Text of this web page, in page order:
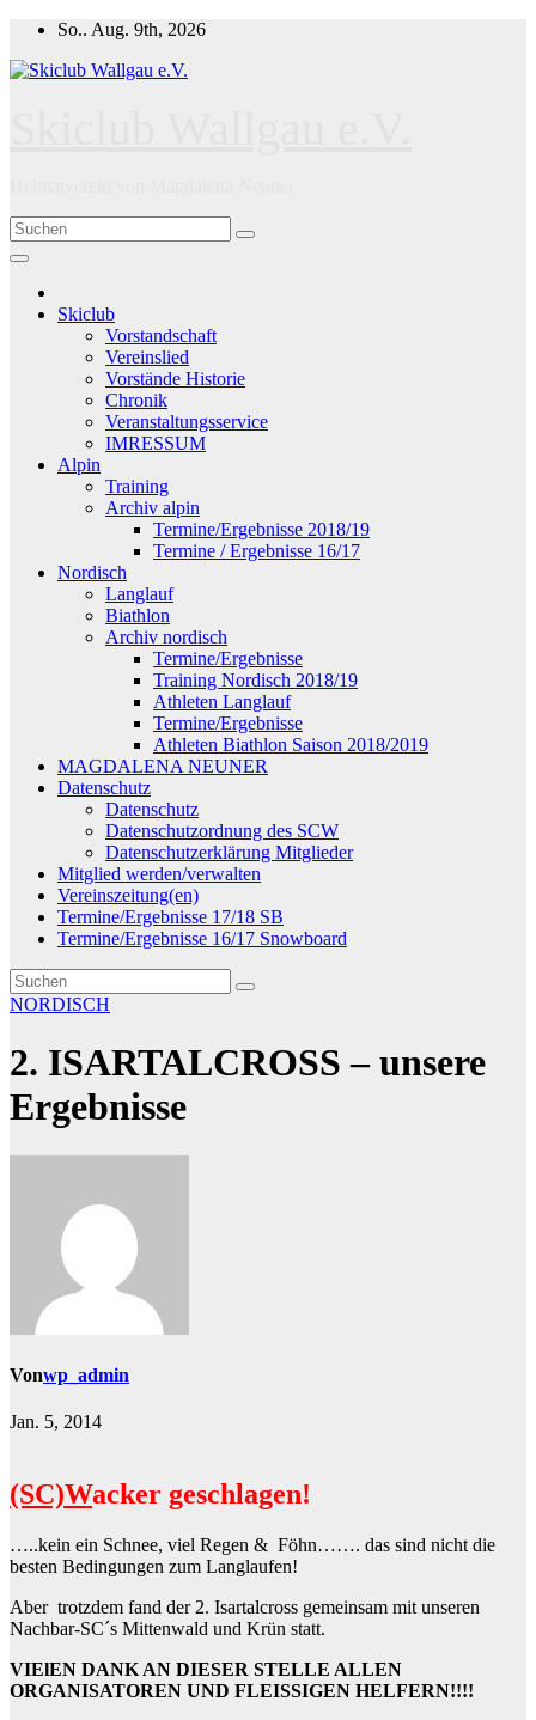
Zum
springen
So.. Aug. 9th, 2026
Skiclub
Vorstandschaft
Vereinslied
Vorstände Historie
Chronik
Veranstaltungsservice
IMRESSUM
Alpin
Training
Archiv alpin
Termine/Ergebnisse 2018/19
Termine / Ergebnisse 16/17
Nordisch
Langlauf
Biathlon
Archiv nordisch
Termine/Ergebnisse
Training Nordisch 2018/19
Athleten Langlauf
Termine/Ergebnisse
Athleten Biathlon Saison 2018/2019
MAGDALENA NEUNER
Datenschutz
Datenschutz
Datenschutzordnung des SCW
Datenschutzerklärung Mitglieder
Mitglied werden/verwalten
Vereinszeitung(en)
Termine/Ergebnisse 17/18 SB
Termine/Ergebnisse 16/17 Snowboard
NORDISCH
2. ISARTALCROSS – unsere
Ergebnisse
Vonwp_admin
Jan. 5, 2014
(SC)Wacker geschlagen!
…..kein ein Schnee, viel Regen & Föhn……. das sind nicht die
besten Bedingungen zum Langlaufen!
Aber trotzdem fand der 2. Isartalcross gemeinsam mit unseren
Nachbar-SC´s Mittenwald und Krün statt.
VIElEN DANK AN DIESER STELLE ALLEN
ORGANISATOREN UND FLEISSIGEN HELFERN!!!!